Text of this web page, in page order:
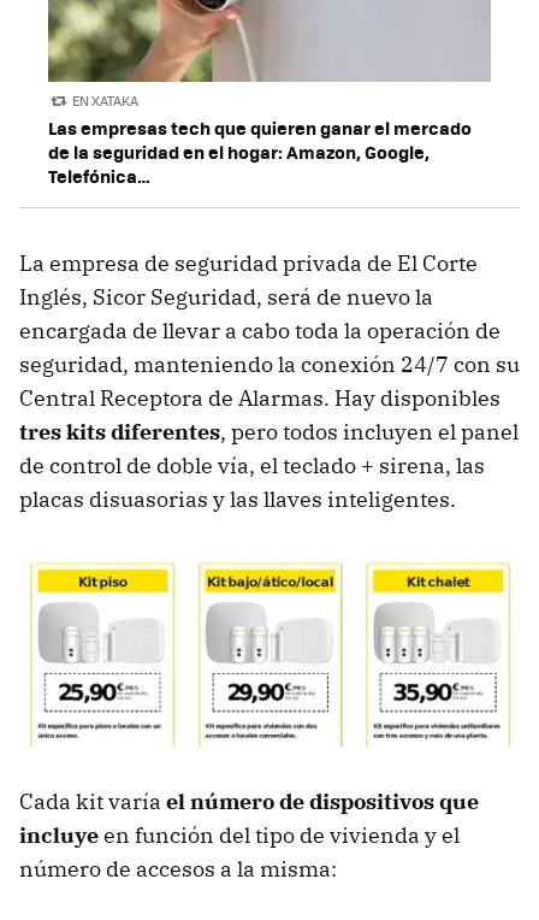
EN XATAKA
Las empresas tech que quieren ganar el mercado
de la seguridad en el hogar: Amazon, Google,
Telefónica…
La empresa de seguridad privada de El Corte
Inglés, Sicor Seguridad, será de nuevo la
encargada de llevar a cabo toda la operación de
seguridad, manteniendo la conexión 24/7 con su
Central Receptora de Alarmas. Hay disponibles
tres kits diferentes, pero todos incluyen el panel
de control de doble vía, el teclado + sirena, las
placas disuasorias y las llaves inteligentes.
Cada kit varía el número de dispositivos que
incluyeen función del tipo de vivienda y el
número de accesos a la misma: